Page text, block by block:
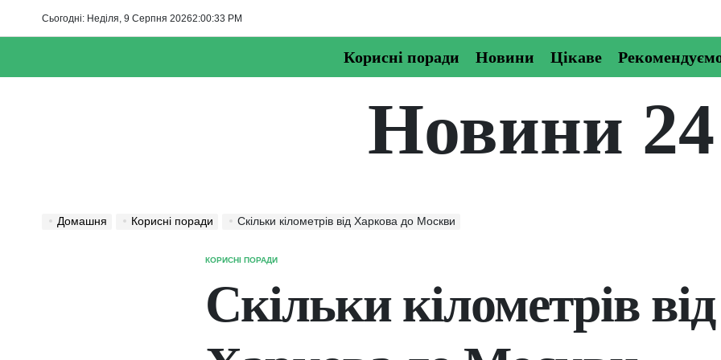
Сьогодні: Неділя, 9 Серпня 20262:00:34 PM
Корисні поради Новини Цікаве
Новини 24
Домашня Корисні поради Скільки кілометрів від Харкова до Москви
ОПУБЛІКУВАТИ
КОРИСНІ ПОРАДИ
Скільки кілометрів від